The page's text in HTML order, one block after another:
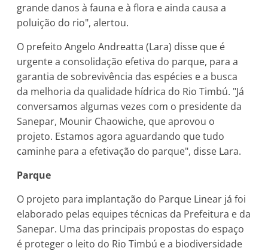
grande danos à fauna e à flora e ainda causa a
poluição do rio", alertou.
O prefeito Angelo Andreatta (Lara) disse que é
urgente a consolidação efetiva do parque, para a
garantia de sobrevivência das espécies e a busca
da melhoria da qualidade hídrica do Rio Timbú. "Já
conversamos algumas vezes com o presidente da
Sanepar, Mounir Chaowiche, que aprovou o
projeto. Estamos agora aguardando que tudo
caminhe para a efetivação do parque", disse Lara.
Parque
O projeto para implantação do Parque Linear já foi
elaborado pelas equipes técnicas da Prefeitura e da
Sanepar. Uma das principais propostas do espaço
é proteger o leito do Rio Timbú e a biodiversidade